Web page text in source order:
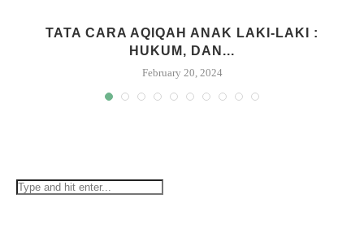
TATA CARA AQIQAH ANAK LAKI-LAKI :
HUKUM, DAN...
February 20, 2024